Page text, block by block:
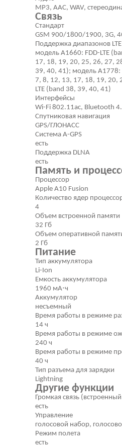
MP3, AAC, WAV,
Связь
Стандарт
GSM 900/1800/1900, 3G, 4G
Поддержка диапазонов LTE
модель A1660: FDD-LTE
17, 18, 19, 20, 25, 26, 27,
39, 40, 41); модель A1778:
7, 8, 12, 13, 17, 18, 19, 20,
LTE (band 38, 39, 40, 41)
Интерфейсы
Wi-Fi 802.11ac, Bluetooth
Спутниковая навигация
GPS/ГЛОНАСС
Cистема A-GPS
есть
Поддержка DLNA
есть
Память и
Процессор
Apple A10 Fusion
Количество ядер
4
Объем встроенной памяти
32 Гб
Объем оперативной
2 Гб
Питание
Тип аккумулятора
Li-Ion
Емкость аккумулятора
1960 мА⋅ч
Аккумулятор
несъемный
Время работы в режиме
14 ч
Время работы в режиме
240 ч
Время работы в режиме
40 ч
Тип разъема для зарядки
Lightning
Другие функции
Громкая связь
есть
Управление
голосовой набор,
Режим полета
есть